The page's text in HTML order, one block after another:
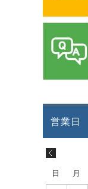
日 月